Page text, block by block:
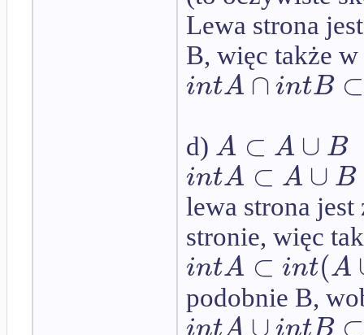
Lewa strona
B, więc także
intA∩intB ⊂
d) A ⊂ A ∪ B
intA ⊂ A ∪ B
lewa strona
stronie, więc
intA ⊂ int(A
podobnie B,